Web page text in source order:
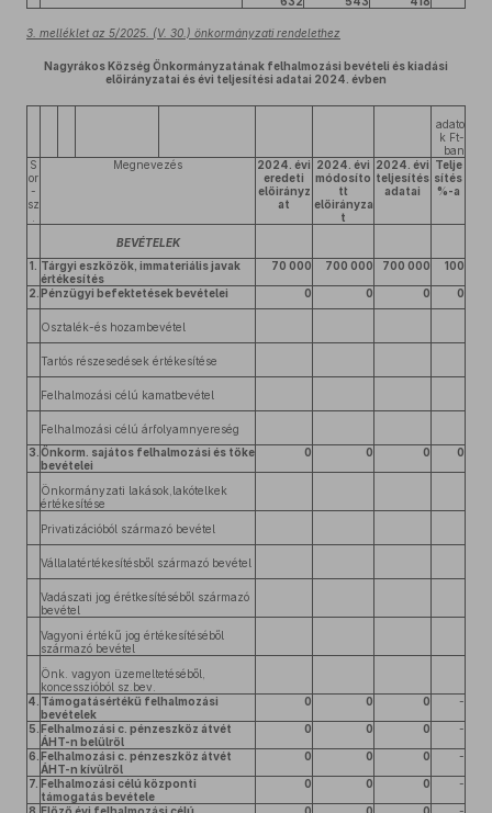
3. melléklet az 5/2025. (V. 30.) önkormányzati rendelethez
Nagyrákos Község Önkormányzatának felhalmozási bevételi és kiadási
előirányzatai és évi teljesítési adatai 2024. évben
adato
k Ft-
ban
S
or
-
sz
Megnevezés
2024. évi
eredeti
előirányz
at
2024. évi
módosíto
tt
előirányza
t
2024. évi
teljesítés
adatai
Telje
sítés
%-a
BEVÉTELEK
1.
Tárgyi eszközök, immateriális javak
értékesítés
70 000 700 000 700 000 100
2. Pénzügyi befektetések bevételei 0 0 0 0
Osztalék-és hozambevétel
Tartós részesedések értékesítése
Felhalmozási célú kamatbevétel
Felhalmozási célú árfolyamnyereség
3. Önkorm. sajátos felhalmozási és tőke
bevételei
0 0 0 0
Önkormányzati lakások,lakótelkek
értékesítése
Privatizációból származó bevétel
Vállalatértékesítésből származó bevétel
Vadászati jog érétkesítéséből származó
bevétel
Vagyoni értékű jog értékesítéséből
származó bevétel
Önk. vagyon üzemeltetéséből,
koncesszióból sz.bev.
4. Támogatásértékű felhalmozási
bevételek
0 0 0 -
5. Felhalmozási c. pénzeszköz átvét
ÁHT-n belülről
0 0 0 -
6. Felhalmozási c. pénzeszköz átvét
ÁHT-n kívülről
0 0 0 -
7. Felhalmozási célú központi
támogatás bevétele
0 0 0 -